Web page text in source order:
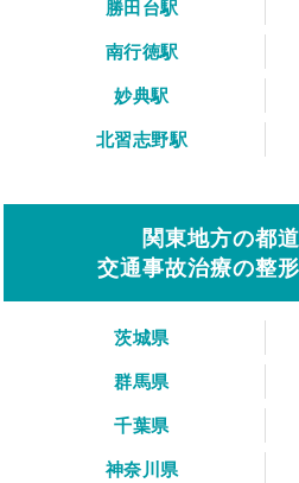
勝田台駅
南行徳駅
妙典駅
北習志野駅
関東地方の都
交通事故治療の整
茨城県
群馬県
千葉県
神奈川県